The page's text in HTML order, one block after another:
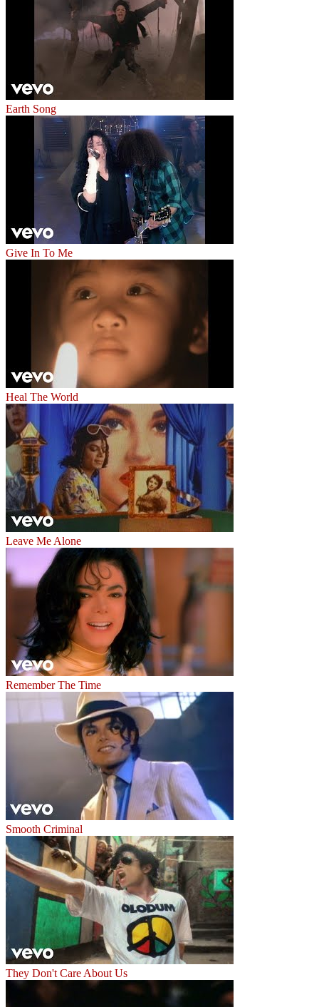
Earth Song
Give In To Me
Heal The World
Leave Me Alone
Remember The Time
Smooth Criminal
They Don't Care About Us